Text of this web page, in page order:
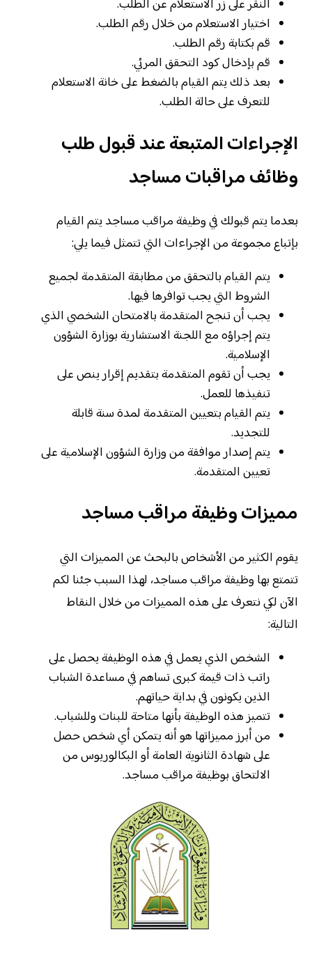
النقر على زر الاستعلام عن الطلب.
اختيار الاستعلام من خلال رقم الطلب.
قم بكتابة رقم الطلب.
قم بإدخال كود التحقق المرئي.
بعد ذلك يتم القيام بالضغط على خانة الاستعلام
للتعرف على حالة الطلب.
الإجراءات المتبعة عند قبول طلب
وظائف مراقبات مساجد
بعدما يتم قبولك في وظيفة مراقب مساجد يتم القيام
بإتباع مجموعة من الإجراءات التي تتمثل فيما يلي:
يتم القيام بالتحقق من مطابقة المتقدمة لجميع
الشروط التي يجب توافرها فيها.
يجب أن تنجح المتقدمة بالامتحان الشخصي الذي
يتم إجراؤه مع اللجنة الاستشارية بوزارة الشؤون
الإسلامية.
يجب أن تقوم المتقدمة بتقديم إقرار ينص على
تنفيذها للعمل.
يتم القيام بتعيين المتقدمة لمدة سنة قابلة
للتجديد.
يتم إصدار موافقة من وزارة الشؤون الإسلامية على
تعيين المتقدمة.
مميزات وظيفة مراقب مساجد
يقوم الكثير من الأشخاص بالبحث عن المميزات التي
تتمتع بها وظيفة مراقب مساجد، لهذا السبب جئنا لكم
الآن لكي نتعرف على هذه المميزات من خلال النقاط
التالية:
الشخص الذي يعمل في هذه الوظيفة يحصل على
راتب ذات قيمة كبرى تساهم في مساعدة الشباب
الذين يكونون في بداية حياتهم.
تتميز هذه الوظيفة بأنها متاحة للبنات وللشباب.
من أبرز مميزاتها هو أنه يتمكن أي شخص حصل
على شهادة الثانوية العامة أو البكالوريوس من
الالتحاق بوظيفة مراقب مساجد.